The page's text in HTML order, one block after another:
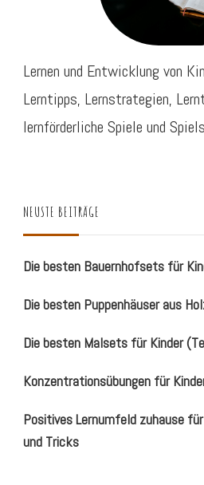
Lernen und Entwicklung von
Lerntipps, Lernstrategien,
lernförderliche Spiele und
NEUSTE BEITRÄGE
Die besten Bauernhofsets für
Die besten Puppenhäuser aus
Die besten Malsets für Kinder
Konzentrationsübungen für
Positives Lernumfeld zuhause
und Tricks